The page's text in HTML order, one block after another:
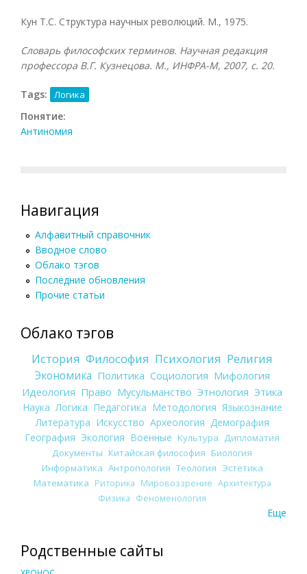
Кун Т.С. Структура научных революций. М., 1975.
Словарь философских терминов. Научная редакция
профессора В.Г. Кузнецова. М., ИНФРА-М, 2007, с. 20.
Tags: Логика
Понятие:
Антиномия
Навигация
Алфавитный справочник
Вводное слово
Облако тэгов
Последние обновления
Прочие статьи
Облако тэгов
История Философия Психология Религия
Экономика Политика Социология Мифология
Идеология Право Мусульманство Этнология Этика
Наука Логика Педагогика Методология Языкознание
Литература Искусство Археология Демография
География Экология Военные Культура
Дипломатия
Документы Китайская философия Биология
Информатика Антропология Теология Эстетика
Математика Риторика Мировоззрение Архитектура
Физика Феноменология
Еще
Родственные сайты